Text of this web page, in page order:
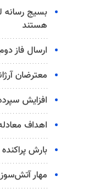
بسیج رسانه
هستند
ارسال فاز
معترضان
افزایش
اهداف
بارش
مهار